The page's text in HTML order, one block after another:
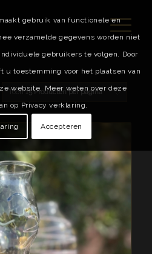
Toon15 Producten per pagina
gebruik van functionele en
verzamelde gegevens worden niet
gebruikers te volgen. Door
u toestemming voor het plaatsen van
website. Meer weten over deze
op Privacy verklaring.
Accepteren